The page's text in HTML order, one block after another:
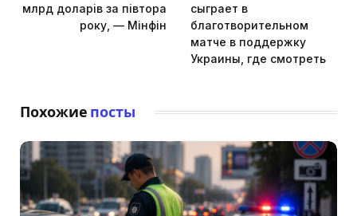
млрд доларів за півтора
року, — Мінфін
сыграет в
благотворительном
матче в поддержку
Украины, где смотреть
Похожие посты